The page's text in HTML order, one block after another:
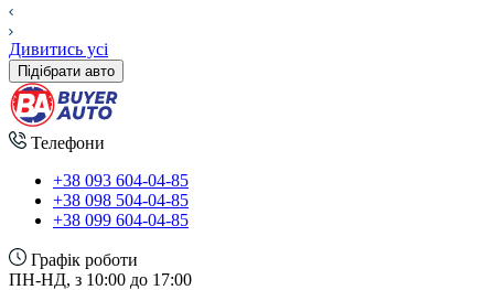
Дивитись усі
Підібрати авто
Телефони
+38 093 604-04-85
+38 098 504-04-85
+38 099 604-04-85
Графік роботи
ПН-НД, з 10:00 до 17:00